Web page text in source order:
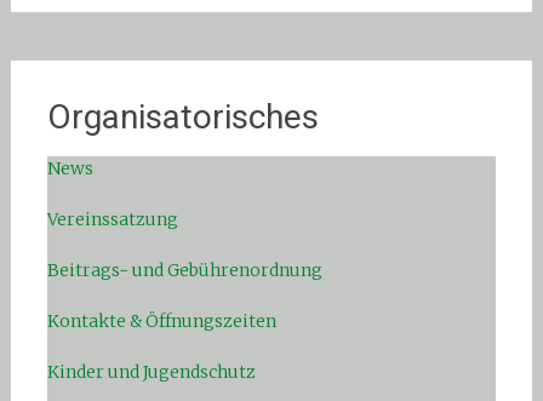
Organisatorisches
News
Vereinssatzung
Beitrags- und Gebührenordnung
Kontakte & Öffnungszeiten
Kinder und Jugendschutz